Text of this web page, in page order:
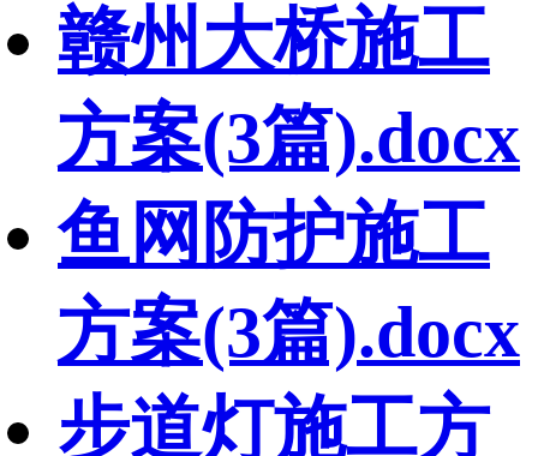
赣州大桥施工
方案(3篇).docx
鱼网防护施工
方案(3篇).docx
步道灯施工方